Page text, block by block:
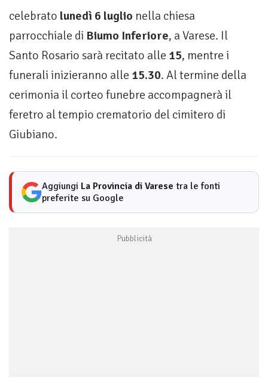
celebrato lunedì 6 luglio nella chiesa
parrocchiale di Biumo Inferiore, a Varese. Il
Santo Rosario sarà recitato alle 15, mentre i
funerali inizieranno alle 15.30. Al termine della
cerimonia il corteo funebre accompagnerà il
feretro al tempio crematorio del cimitero di
Giubiano.
Aggiungi La Provincia di Varese tra le fonti
preferite su Google